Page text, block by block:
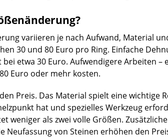
variieren je nach Aufwand, Material
30 und 80 Euro pro Ring. Einfache
etwa 30 Euro. Aufwendigere Arbeiten –
Euro oder mehr kosten.
Preis. Das Material spielt eine wichtige
hat und spezielles Werkzeug
weniger als zwei volle Größen.
Neufassung von Steinen erhöhen den